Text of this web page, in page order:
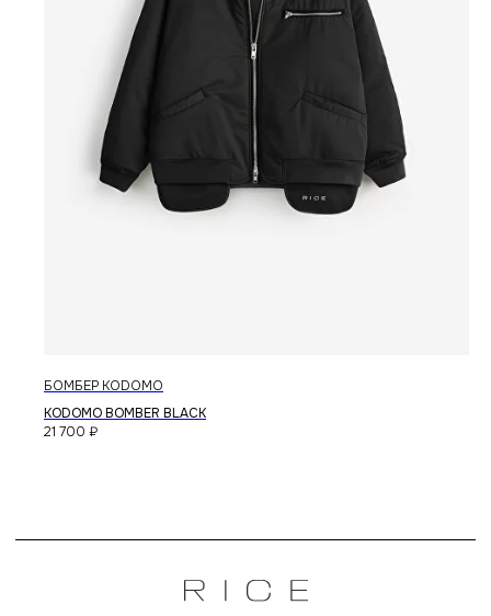
БОМБЕР KODOMO
KODOMO BOMBER BLACK
21 700 ₽